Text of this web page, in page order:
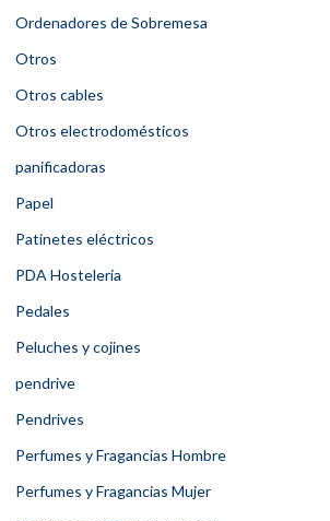
Ordenadores de Sobremesa
Otros
Otros cables
Otros electrodomésticos
panificadoras
Papel
Patinetes eléctricos
PDA Hostelería
Pedales
Peluches y cojines
pendrive
Pendrives
Perfumes y Fragancias Hombre
Perfumes y Fragancias Mujer